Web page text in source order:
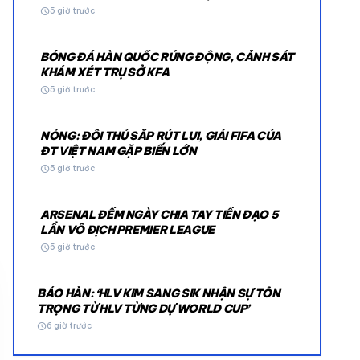
© 2026 TT24H
schedule5 giờ trước
BÓNG ĐÁ HÀN QUỐC RÚNG ĐỘNG, CẢNH SÁT
KHÁM XÉT TRỤ SỞ KFA
schedule5 giờ trước
NÓNG: ĐỐI THỦ SẮP RÚT LUI, GIẢI FIFA CỦA
ĐT VIỆT NAM GẶP BIẾN LỚN
schedule5 giờ trước
ARSENAL ĐẾM NGÀY CHIA TAY TIỀN ĐẠO 5
LẦN VÔ ĐỊCH PREMIER LEAGUE
schedule5 giờ trước
BÁO HÀN: ‘HLV KIM SANG SIK NHẬN SỰ TÔN
TRỌNG TỪ HLV TỪNG DỰ WORLD CUP’
schedule6 giờ trước